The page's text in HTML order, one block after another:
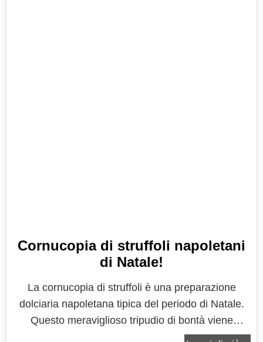
Cornucopia di struffoli napoletani
di Natale!
La cornucopia di struffoli è una preparazione
dolciaria napoletana tipica del periodo di Natale.
Questo meraviglioso tripudio di bontà viene
realizzato con una buonissima cornucopia di